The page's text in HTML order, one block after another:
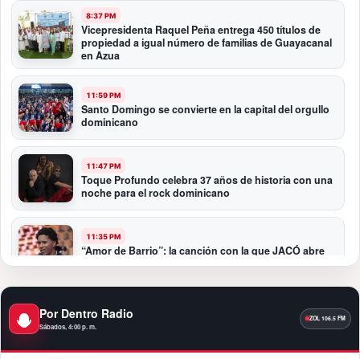
8:37 PM
Vicepresidenta Raquel Peña entrega 450 títulos de
propiedad a igual número de familias de Guayacanal
en Azua
11:59 PM
Santo Domingo se convierte en la capital del orgullo
dominicano
11:47 PM
Toque Profundo celebra 37 años de historia con una
noche para el rock dominicano
11:35 PM
“Amor de Barrio”: la canción con la que JACÓ abre
un nuevo capítulo en la bachata
Presidente Abinader participa en la transmisión de
mando presidencial de Abelardo de la Espriella en
Por Dentro Radio
Sábados, 4:00 p. m.